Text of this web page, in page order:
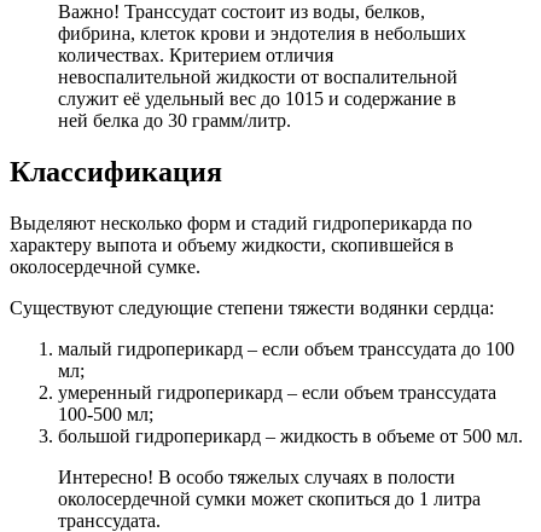
Важно! Транссудат состоит из воды, белков,
фибрина, клеток крови и эндотелия в небольших
количествах. Критерием отличия
невоспалительной жидкости от воспалительной
служит её удельный вес до 1015 и содержание в
ней белка до 30 грамм/литр.
Классификация
Выделяют несколько форм и стадий гидроперикарда по
характеру выпота и объему жидкости, скопившейся в
околосердечной сумке.
Существуют следующие степени тяжести водянки сердца:
малый гидроперикард – если объем транссудата до 100
мл;
умеренный гидроперикард – если объем транссудата
100-500 мл;
большой гидроперикард – жидкость в объеме от 500 мл.
Интересно! В особо тяжелых случаях в полости
околосердечной сумки может скопиться до 1 литра
транссудата.